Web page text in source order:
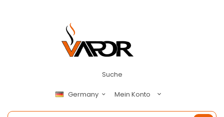
Suche
Germany Mein Konto